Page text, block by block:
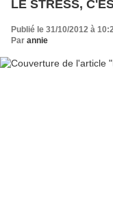
LE STRESS,
Publié le 31/10/2012 à
Par annie